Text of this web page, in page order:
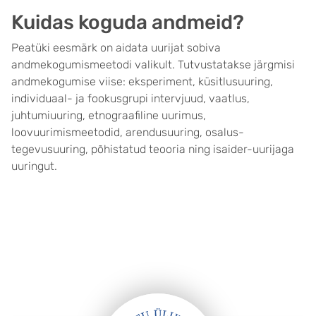
Kuidas koguda andmeid?
Peatüki eesmärk on aidata uurijat sobiva
andmekogumismeetodi valikult. Tutvustatakse järgmisi
andmekogumise viise: eksperiment, küsitlusuuring,
individuaal- ja fookusgrupi intervjuud, vaatlus,
juhtumiuuring, etnograafiline uurimus,
loovuurimismeetodid, arendusuuring, osalus-
tegevusuuring, põhistatud teooria ning isaider-uurijaga
uuringut.